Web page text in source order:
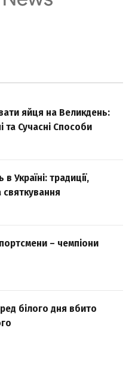
яйця на Великдень:
та Сучасні Способи
Україні: традиції,
– чемпіони
білого дня вбито